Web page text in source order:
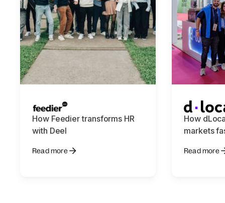
How Feedier transforms HR
with Deel
Read more
How
markets
Read more